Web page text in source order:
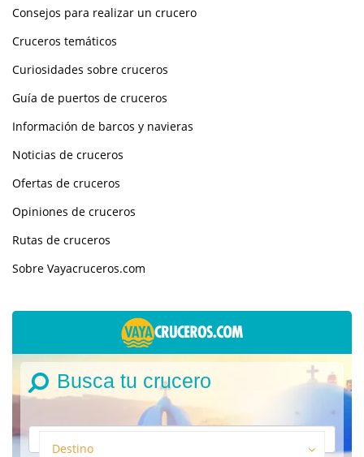
Consejos para realizar un crucero
Cruceros temáticos
Curiosidades sobre cruceros
Guía de puertos de cruceros
Información de barcos y navieras
Noticias de cruceros
Ofertas de cruceros
Opiniones de cruceros
Rutas de cruceros
Sobre Vayacruceros.com
Busca tu crucero
Destino